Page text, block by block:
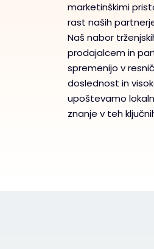
marketinškimi
rast naših
Naš nabor
prodajalcem in
spremenijo v
doslednost in
upoštevamo
znanje v teh